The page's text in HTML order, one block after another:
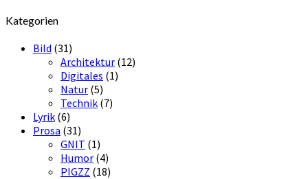
Kategorien
Bild (31)
Architektur (12)
Digitales (1)
Natur (5)
Technik (7)
Lyrik (6)
Prosa (31)
GNIT (1)
Humor (4)
PIGZZ (18)